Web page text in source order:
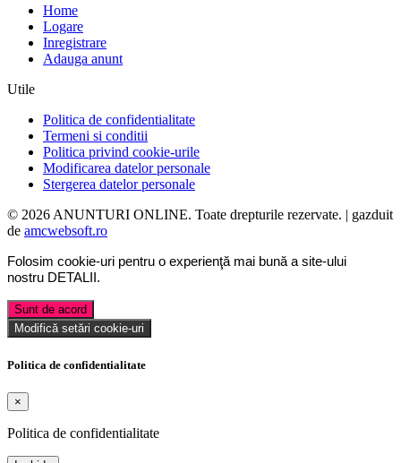
Home
Logare
Inregistrare
Adauga anunt
Utile
Politica de confidentialitate
Termeni si conditii
Politica privind cookie-urile
Modificarea datelor personale
Stergerea datelor personale
© 2026 ANUNTURI ONLINE. Toate drepturile rezervate. | gazduit
de amcwebsoft.ro
Folosim cookie-uri pentru o experienţă mai bună a site-ului
nostru DETALII .
Sunt de acord
Modifică setări cookie-uri
Politica de confidentialitate
×
Politica de confidentialitate